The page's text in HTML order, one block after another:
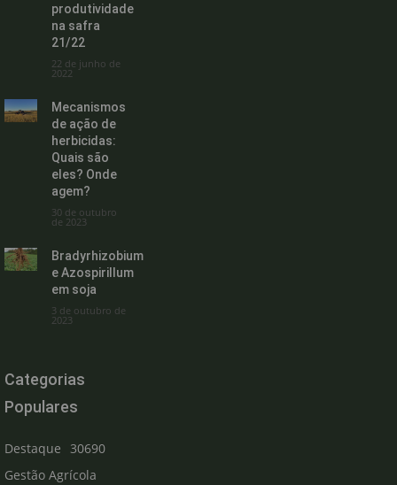
produtividade
na safra
21/22
22 de junho de
2022
Mecanismos
de ação de
herbicidas:
Quais são
eles? Onde
agem?
30 de outubro
de 2023
Bradyrhizobium
e Azospirillum
em soja
3 de outubro de
2023
Categorias
Populares
Destaque
30690
Gestão Agrícola